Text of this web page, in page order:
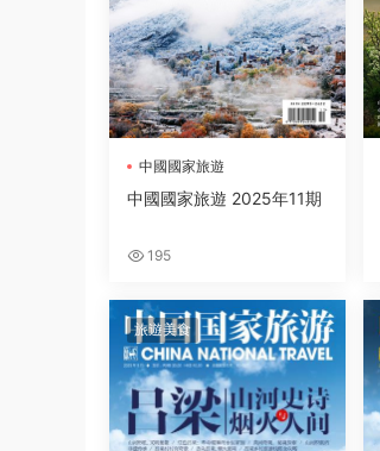
中國國家旅遊
中國國家旅遊 2025年11期
195
旅遊美食